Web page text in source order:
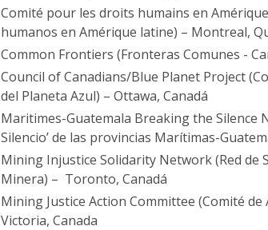
Comité pour les droits humains en
humanos en Amérique latine) – Montreal,
Common Frontiers (Fronteras Comunes -
Council of Canadians/Blue Planet Project
del Planeta Azul) – Ottawa, Canadá
Maritimes-Guatemala Breaking the Silence
Silencio’ de las provincias Marítimas-
Mining Injustice Solidarity Network (Red de
Minera) – Toronto, Canadá
Mining Justice Action Committee (Comité
Victoria, Canada